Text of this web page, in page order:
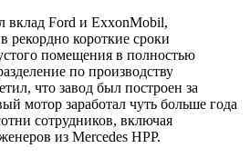
вклад Ford и ExxonMobil,
рекордно короткие сроки
помещения в полностью
по производству
что завод был построен за
мотор заработал чуть больше года
сотрудников, включая
из Mercedes HPP.